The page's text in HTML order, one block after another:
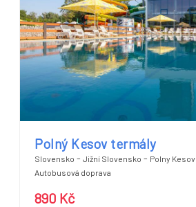
Polný Kesov termály
Slovensko - Jižní Slovensko - Polny Kesov
Autobusová doprava
890 Kč